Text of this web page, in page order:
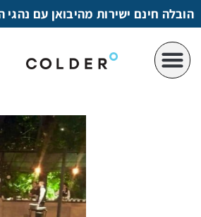
לתוכן
הובלה חינם ישירות מהיבואן עם